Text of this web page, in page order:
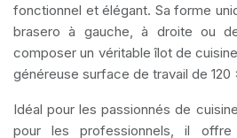
fonctionnel et élégant. Sa forme
brasero à gauche, à droite ou
composer un véritable îlot de
généreuse surface de travail de 120
Idéal pour les passionnés de
pour les professionnels, il